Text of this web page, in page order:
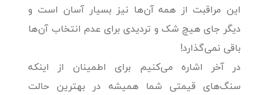
این مراقبت از همه آن‌ها نیز بسیار آسان است و
دیگر جای هیچ شک و تردیدی برای عدم انتخاب آن‌ها
باقی نمی‌گذارد!
در آخر اشاره می‌کنیم برای اطمینان از اینکه
سنگ‌های قیمتی شما همیشه در بهترین حالت